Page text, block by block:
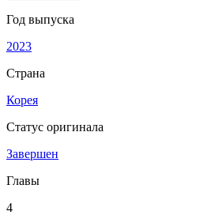
Год выпуска
2023
Страна
Корея
Статус оригинала
Завершен
Главы
4